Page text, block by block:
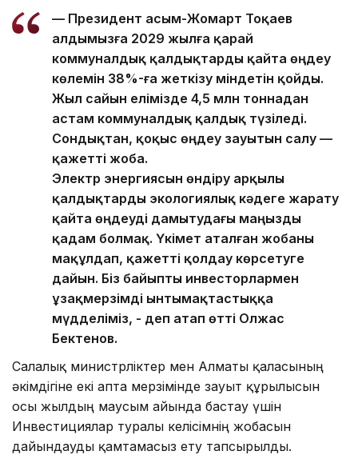
— Президент Қасым-Жомарт Тоқаев
алдымызға 2029 жылға қарай
коммуналдық қалдықтарды қайта өңдеу
көлемін 38%-ға жеткізу міндетін қойды.
Жыл сайын елімізде 4,5 млн тоннадан
астам коммуналдық қалдық түзіледі.
Сондықтан, қоқыс өңдеу зауытын салу —
қажетті жоба.
Электр энергиясын өндіру арқылы
қалдықтарды экологиялық кәдеге жарату
қайта өңдеуді дамытудағы маңызды
қадам болмақ. Үкімет аталған жобаны
мақұлдап, қажетті қолдау көрсетуге
дайын. Біз байыпты инвесторлармен
ұзақмерзімді ынтымақтастыққа
мүдделіміз, - деп атап өтті Олжас
Бектенов.
Салалық министрліктер мен Алматы қаласының
әкімдігіне екі апта мерзімінде зауыт құрылысын
осы жылдың маусым айында бастау үшін
Инвестициялар туралы келісімнің жобасын
дайындауды қамтамасыз ету тапсырылды.